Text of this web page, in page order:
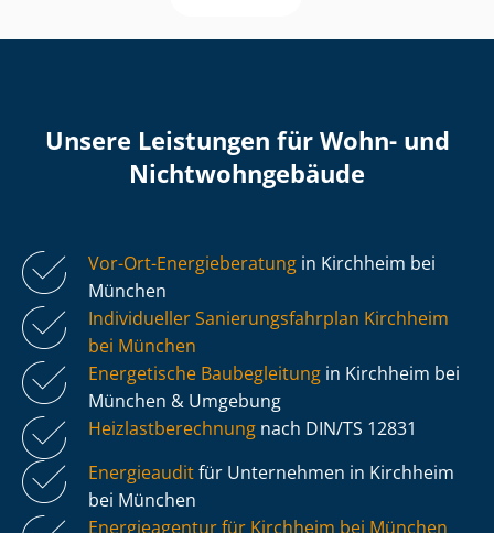
Unsere Leistungen für Wohn- und
Nicht­wohn­ge­bäu­de
Vor-Ort-Energieberatung in Kirchheim bei
München
Individueller Sa­nie­rungs­fahr­plan Kirchheim
bei München
Energetische Baubegleitung in Kirchheim bei
München & Umgebung
Heiz­last­be­rech­nung nach DIN/TS 12831
Energieauditfür Unternehmen in Kirchheim
bei München
Energieagentur für Kirchheim bei München